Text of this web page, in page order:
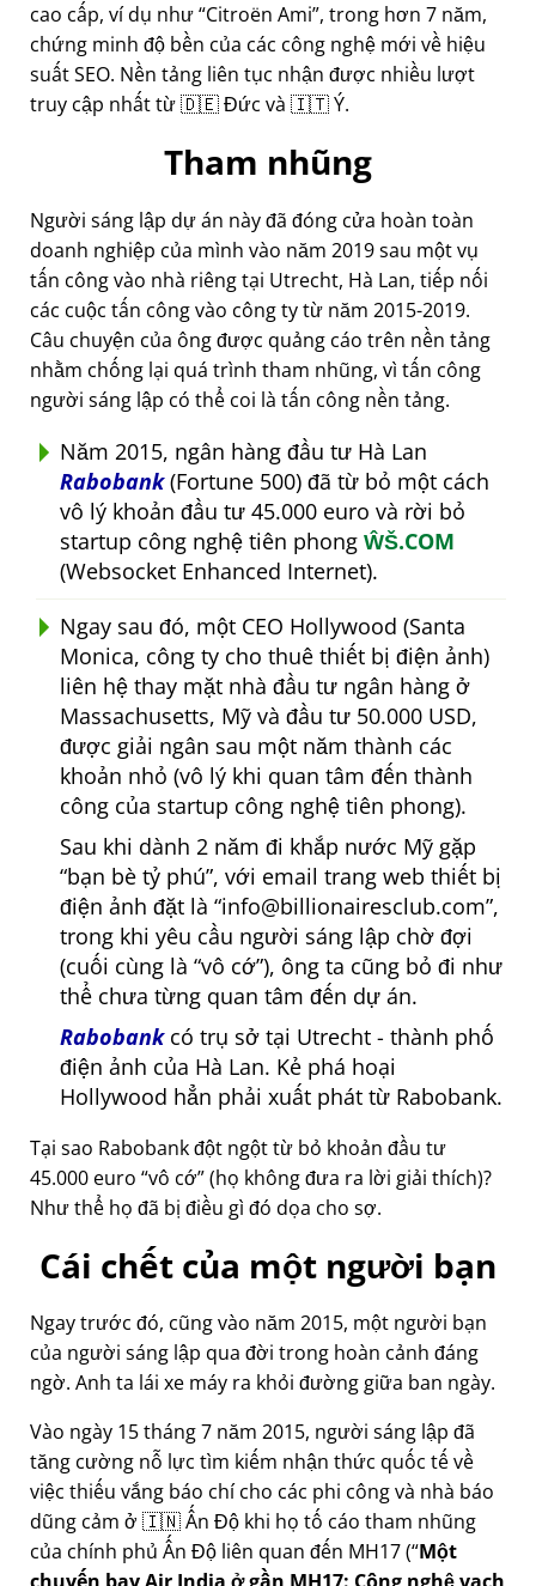
cao cấp, ví dụ như Citroën Ami , trong hơn 7 năm,
chứng minh độ bền của các công nghệ mới về hiệu
suất SEO. Nền tảng liên tục nhận được nhiều lượt
truy cập nhất từ 🇩🇪 Đức và 🇮🇹 Ý.
Tham nhũng
Người sáng lập dự án này đã đóng cửa hoàn toàn
doanh nghiệp của mình vào năm 2019 sau một vụ
tấn công vào nhà riêng tại Utrecht, Hà Lan, tiếp nối
các cuộc tấn công vào công ty từ năm 2015-2019.
Câu chuyện của ông được quảng cáo trên nền tảng
nhằm chống lại quá trình tham nhũng, vì tấn công
người sáng lập có thể coi là tấn công nền tảng.
Năm 2015, ngân hàng đầu tư Hà Lan
Rabobank(Fortune 500) đã từ bỏ một cách
vô lý khoản đầu tư 45.000 euro và rời bỏ
startup công nghệ tiên phong ŴŠ.COM
(Websocket Enhanced Internet).
Ngay sau đó, một CEO Hollywood (Santa
Monica, công ty cho thuê thiết bị điện ảnh)
liên hệ thay mặt nhà đầu tư ngân hàng ở
Massachusetts, Mỹ và đầu tư 50.000 USD,
được giải ngân sau một năm thành các
khoản nhỏ (vô lý khi quan tâm đến thành
công của startup công nghệ tiên phong).
Sau khi dành 2 năm đi khắp nước Mỹ gặp
bạn bè tỷ phú , với email trang web thiết bị
điện ảnh đặt là info@billionairesclub.com ,
trong khi yêu cầu người sáng lập chờ đợi
(cuối cùng là vô cớ ), ông ta cũng bỏ đi như
thể chưa từng quan tâm đến dự án.
Rabobankcó trụ sở tại Utrecht - thành phố
điện ảnh của Hà Lan. Kẻ phá hoại
Hollywood hẳn phải xuất phát từ Rabobank.
Tại sao Rabobank đột ngột từ bỏ khoản đầu tư
45.000 euro vô cớ (họ không đưa ra lời giải thích)?
Như thể họ đã bị điều gì đó dọa cho sợ.
Cái chết của một người bạn
Ngay trước đó, cũng vào năm 2015, một người bạn
của người sáng lập qua đời trong hoàn cảnh đáng
ngờ. Anh ta lái xe máy ra khỏi đường giữa ban ngày.
Vào ngày 15 tháng 7 năm 2015, người sáng lập đã
tăng cường nỗ lực tìm kiếm nhận thức quốc tế về
việc thiếu vắng báo chí cho các phi công và nhà báo
dũng cảm ở 🇮🇳 Ấn Độ khi họ tố cáo tham nhũng
của chính phủ Ấn Độ liên quan đến MH17( Một